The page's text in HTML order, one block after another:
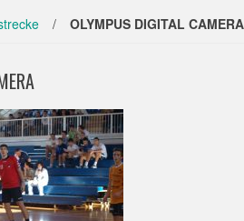
/ OLYMPUS DIGITAL CAMERA